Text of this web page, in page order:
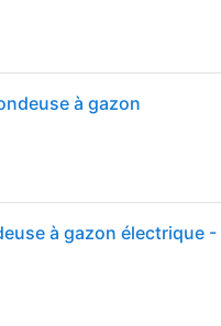
à gazon